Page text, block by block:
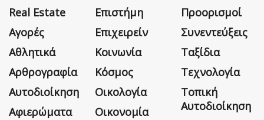
Real Estate
Αγορές
Αθλητικά
Αρθρογραφία
Αυτοδιοίκηση
Αφιερώματα
Επιστήμη
Επιχειρείν
Κοινωνία
Κόσμος
Οικολογία
Οικονομία
Προορισμοί
Συνεντεύξεις
Ταξίδια
Τεχνολογία
Τοπική
Αυτοδιοίκηση